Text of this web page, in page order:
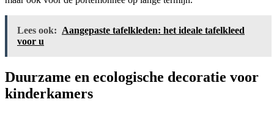
Lees ook: Aangepaste tafelkleden: het ideale tafelkleed
voor u
Duurzame en ecologische decoratie voor
kinderkamers